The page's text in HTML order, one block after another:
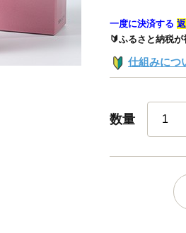
一度に決済する
🔰ふるさと納税
仕組みにつ
数量